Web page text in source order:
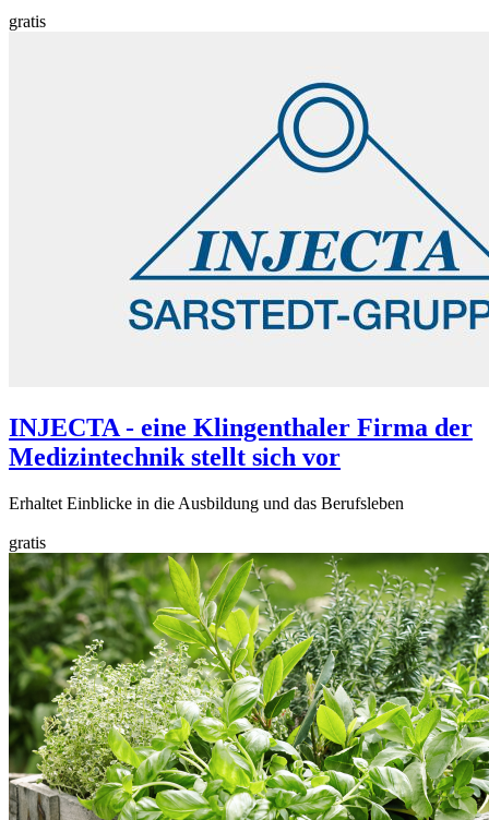
gratis
INJECTA - eine Klingenthaler Firma der
Medizintechnik stellt sich vor
Erhaltet Einblicke in die Ausbildung und das Berufsleben
gratis